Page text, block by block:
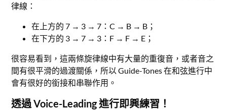
律線：
在上方的 7 → 3 → 7：C → B → B；
在下方的 3 → 7 → 3：F → F → E；
很容易看到，這兩條旋律線中有大量的重復音，或者音之
間有很平滑的過渡關係，所以 Guide-Tones 在和弦進行中
會有很好的銜接和串聯作用。
透過 Voice-Leading 進行即興練習！